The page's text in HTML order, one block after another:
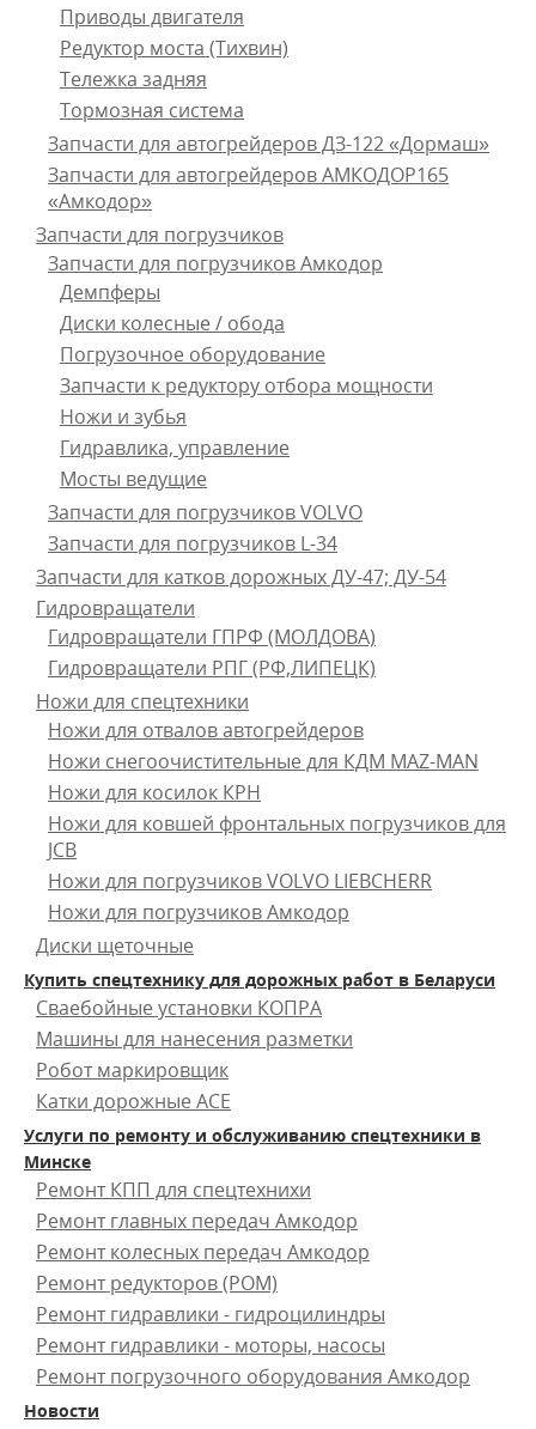
Приводы двигателя
Редуктор моста (Тихвин)
Тележка задняя
Тормозная система
Запчасти для автогрейдеров ДЗ-122 «Дормаш»
Запчасти для автогрейдеров АМКОДОР165
«Амкодор»
Запчасти для погрузчиков
Запчасти для погрузчиков Амкодор
Демпферы
Диски колесные / обода
Погрузочное оборудование
Запчасти к редуктору отбора мощности
Ножи и зубья
Гидравлика, управление
Мосты ведущие
Запчасти для погрузчиков VOLVO
Запчасти для погрузчиков L-34
Запчасти для катков дорожных ДУ-47; ДУ-54
Гидровращатели
Гидровращатели ГПРФ (МОЛДОВА)
Гидровращатели РПГ (РФ,ЛИПЕЦК)
Ножи для спецтехники
Ножи для отвалов автогрейдеров
Ножи снегоочистительные для КДМ MAZ-MAN
Ножи для косилок КРН
Ножи для ковшей фронтальных погрузчиков для
JCB
Ножи для погрузчиков VOLVO LIEBCHERR
Ножи для погрузчиков Амкодор
Диски щеточные
Купить спецтехнику для дорожных работ в Беларуси
Сваебойные установки КОПРА
Машины для нанесения разметки
Робот маркировщик
Катки дорожные ACE
Услуги по ремонту и обслуживанию спецтехники в
Минске
Ремонт КПП для спецтехнихи
Ремонт главных передач Амкодор
Ремонт колесных передач Амкодор
Ремонт редукторов (РОМ)
Ремонт гидравлики - гидроцилиндры
Ремонт гидравлики - моторы, насосы
Ремонт погрузочного оборудования Амкодор
Новости